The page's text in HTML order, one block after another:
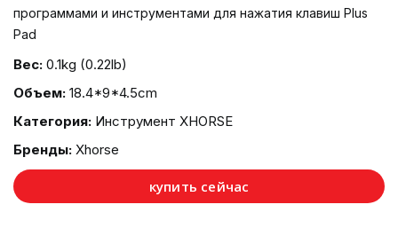
программами и инструментами для нажатия клавиш Plus
Pad
Вес: 0.1kg (0.22lb)
Объем: 18.4*9*4.5cm
Категория: Инструмент XHORSE
Бренды: Xhorse
купить сейчас